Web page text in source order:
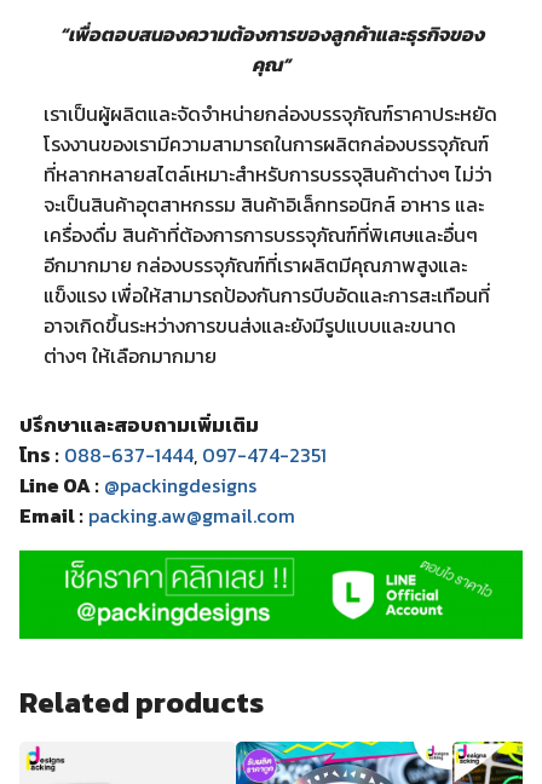
“เพื่อตอบสนองความต้องการของลูกค้าและธุรกิจของ
คุณ”
เราเป็นผู้ผลิตและจัดจำหน่ายกล่องบรรจุภัณฑ์ราคาประหยัด
โรงงานของเรามีความสามารถในการผลิตกล่องบรรจุภัณฑ์
ที่หลากหลายสไตล์เหมาะสำหรับการบรรจุสินค้าต่างๆ ไม่ว่า
จะเป็นสินค้าอุตสาหกรรม สินค้าอิเล็กทรอนิกส์ อาหาร และ
เครื่องดื่ม สินค้าที่ต้องการการบรรจุภัณฑ์ที่พิเศษและอื่นๆ
อีกมากมาย กล่องบรรจุภัณฑ์ที่เราผลิตมีคุณภาพสูงและ
แข็งแรง เพื่อให้สามารถป้องกันการบีบอัดและการสะเทือนที่
อาจเกิดขึ้นระหว่างการขนส่งและยังมีรูปแบบและขนาด
ต่างๆ ให้เลือกมากมาย
ปรึกษาและสอบถามเพิ่มเติม
โทร : 088-637-1444, 097-474-2351
Line OA : @packingdesigns
Email : packing.aw@gmail.com
Related products